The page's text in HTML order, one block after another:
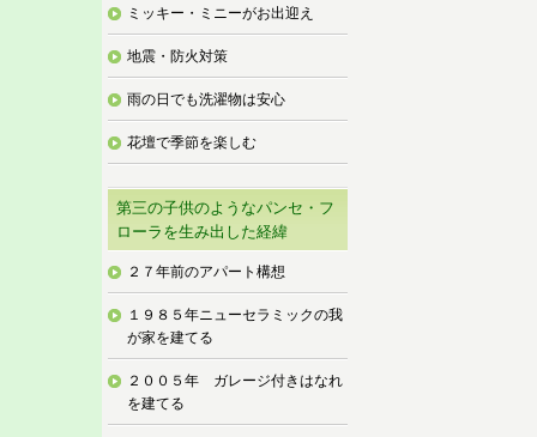
ミッキー・ミニーがお出迎え
地震・防火対策
雨の日でも洗濯物は安心
花壇で季節を楽しむ
第三の子供のようなパンセ・フ
ローラを生み出した経緯
２７年前のアパート構想
１９８５年ニューセラミックの我
が家を建てる
２００５年 ガレージ付きはなれ
を建てる